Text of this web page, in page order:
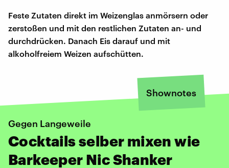
Feste Zutaten direkt im Weizenglas anmörsern oder
zerstoßen und mit den restlichen Zutaten an- und
durchdrücken. Danach Eis darauf und mit
alkoholfreiem Weizen aufschütten.
Shownotes
Gegen Langeweile
Cocktails selber mixen wie
Barkeeper Nic Shanker